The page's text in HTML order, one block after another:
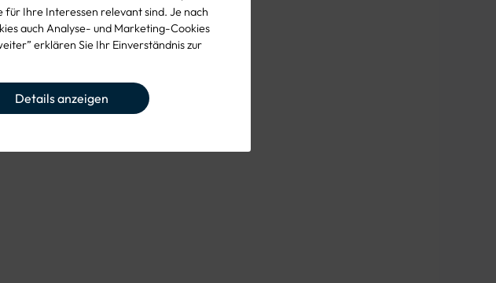
für Ihre Interessen relevant sind. Je nach
auch Analyse- und Marketing-Cookies
erklären Sie Ihr Einverständnis zur
Details anzeigen